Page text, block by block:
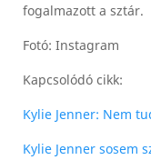
fogalmazott a sztár.
Fotó: Instagram
Kapcsolódó cikk:
Kylie Jenner: Nem
Kylie Jenner sosem